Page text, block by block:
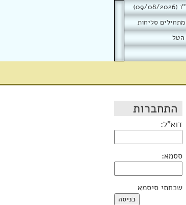
סליחות
הטל
התחברות
דוא"ל:
ססמא:
שכחתי סיסמא